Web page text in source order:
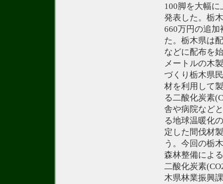
100脚を大幅
発表した。栃
660万円の追
た。栃木県は
などに配布を
メートルの木
づくり栃木県
材を利用して
る二酸化炭素
舎や病院など
る地球温暖化
定した間伐材
う。今回の栃
森林整備によ
二酸化炭素
木県林業振興